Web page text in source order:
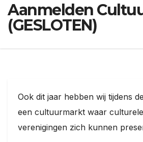
Kunst
en
cultuur
Openbare
kunst
Aanmelden
(GESLOTEN)
Ook dit jaar hebben wij tijdens
een cultuurmarkt waar
verenigingen zich kunnen